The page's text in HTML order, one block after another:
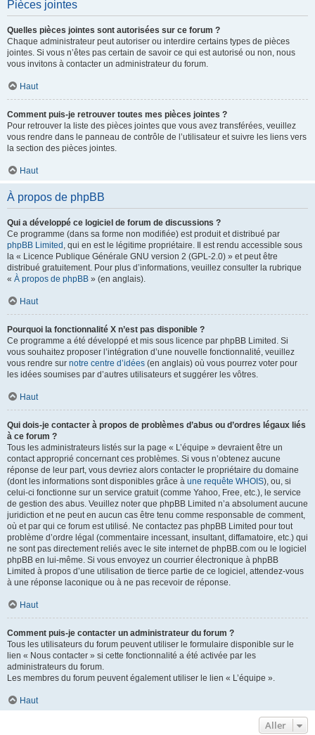
Pièces jointes
Quelles pièces jointes sont autorisées sur ce forum ?
Chaque administrateur peut autoriser ou interdire certains types de pièces
jointes. Si vous n’êtes pas certain de savoir ce qui est autorisé ou non, nous
vous invitons à contacter un administrateur du forum.
Haut
Comment puis-je retrouver toutes mes pièces jointes ?
Pour retrouver la liste des pièces jointes que vous avez transférées, veuillez
vous rendre dans le panneau de contrôle de l’utilisateur et suivre les liens vers
la section des pièces jointes.
Haut
À propos de phpBB
Qui a développé ce logiciel de forum de discussions ?
Ce programme (dans sa forme non modifiée) est produit et distribué par
phpBB Limited , qui en est le légitime propriétaire. Il est rendu accessible sous
la « Licence Publique Générale GNU version 2 (GPL-2.0) » et peut être
distribué gratuitement. Pour plus d’informations, veuillez consulter la rubrique
« À propos de phpBB » (en anglais).
Haut
Pourquoi la fonctionnalité X n’est pas disponible ?
Ce programme a été développé et mis sous licence par phpBB Limited. Si
vous souhaitez proposer l’intégration d’une nouvelle fonctionnalité, veuillez
vous rendre sur notre centre d’idées (en anglais) où vous pourrez voter pour
les idées soumises par d’autres utilisateurs et suggérer les vôtres.
Haut
Qui dois-je contacter à propos de problèmes d’abus ou d’ordres légaux liés
à ce forum ?
Tous les administrateurs listés sur la page « L’équipe » devraient être un
contact approprié concernant ces problèmes. Si vous n’obtenez aucune
réponse de leur part, vous devriez alors contacter le propriétaire du domaine
(dont les informations sont disponibles grâce à une requête WHOIS), ou, si
celui-ci fonctionne sur un service gratuit (comme Yahoo, Free, etc.), le service
de gestion des abus. Veuillez noter que phpBB Limited n’a absolument aucune
juridiction et ne peut en aucun cas être tenu comme responsable de comment,
où et par qui ce forum est utilisé. Ne contactez pas phpBB Limited pour tout
problème d’ordre légal (commentaire incessant, insultant, diffamatoire, etc.) qui
ne sont pas directement reliés avec le site internet de phpBB.com ou le logiciel
phpBB en lui-même. Si vous envoyez un courrier électronique à phpBB
Limited à propos d’une utilisation de tierce partie de ce logiciel, attendez-vous
à une réponse laconique ou à ne pas recevoir de réponse.
Haut
Comment puis-je contacter un administrateur du forum ?
Tous les utilisateurs du forum peuvent utiliser le formulaire disponible sur le
lien « Nous contacter » si cette fonctionnalité a été activée par les
administrateurs du forum.
Les membres du forum peuvent également utiliser le lien « L’équipe ».
Haut
Aller